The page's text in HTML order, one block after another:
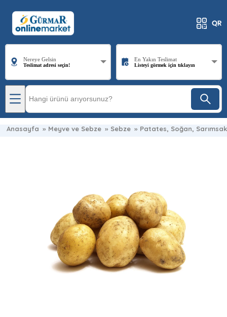
Nereye Gelsin
Teslimat adresi seçin!
En Yakın Teslimat
Listeyi görmek için tıklayın
Anasayfa » Meyve ve Sebze » Sebze » Patates, Soğan, Sarımsak